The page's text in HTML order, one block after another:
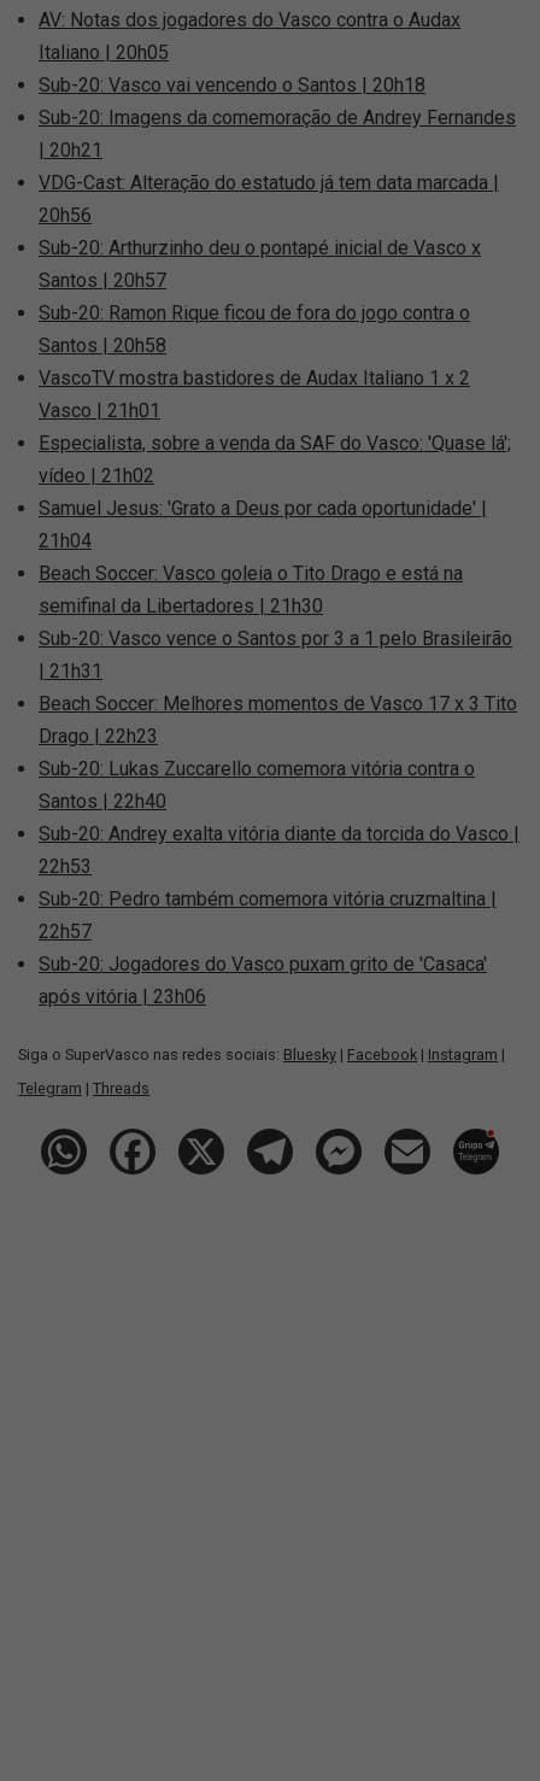
AV: Notas dos jogadores do Vasco contra o Audax
Italiano | 20h05
Sub-20: Vasco vai vencendo o Santos | 20h18
Sub-20: Imagens da comemoração de Andrey Fernandes
| 20h21
VDG-Cast: Alteração do estatudo já tem data marcada |
20h56
Sub-20: Arthurzinho deu o pontapé inicial de Vasco x
Santos | 20h57
Sub-20: Ramon Rique ficou de fora do jogo contra o
Santos | 20h58
VascoTV mostra bastidores de Audax Italiano 1 x 2
Vasco | 21h01
Especialista, sobre a venda da SAF do Vasco: 'Quase lá';
vídeo | 21h02
Samuel Jesus: 'Grato a Deus por cada oportunidade' |
21h04
Beach Soccer: Vasco goleia o Tito Drago e está na
semifinal da Libertadores | 21h30
Sub-20: Vasco vence o Santos por 3 a 1 pelo Brasileirão
| 21h31
Beach Soccer: Melhores momentos de Vasco 17 x 3 Tito
Drago | 22h23
Sub-20: Lukas Zuccarello comemora vitória contra o
Santos | 22h40
Sub-20: Andrey exalta vitória diante da torcida do Vasco |
22h53
Sub-20: Pedro também comemora vitória cruzmaltina |
22h57
Sub-20: Jogadores do Vasco puxam grito de 'Casaca'
após vitória | 23h06
Siga o SuperVasco nas redes sociais: Bluesky | Facebook | Instagram |
Telegram | Threads